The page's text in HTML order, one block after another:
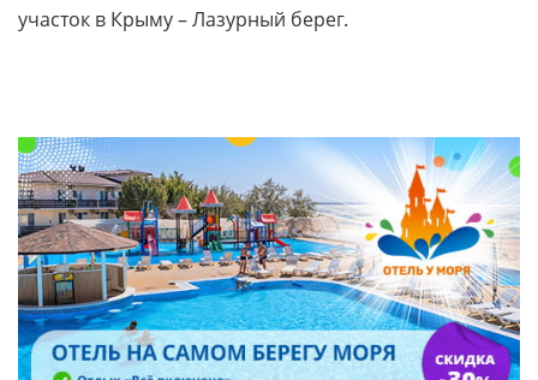
участок в Крыму – Лазурный берег.